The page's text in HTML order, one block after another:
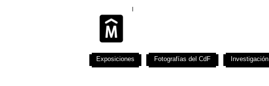
Exposiciones Fotografías del CdF Investigación